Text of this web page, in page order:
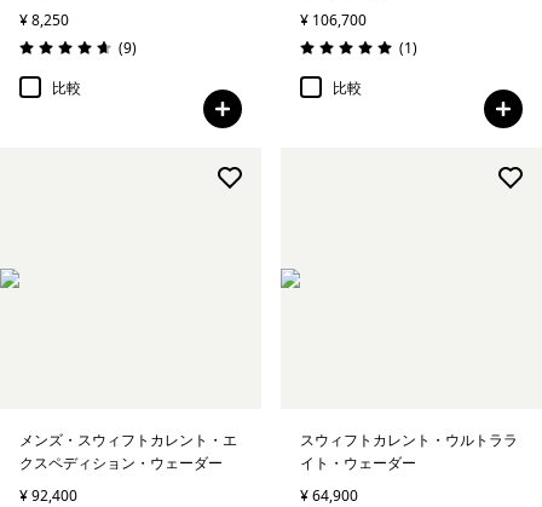
¥ 8,250
評価: 4.7 / 5
(9レビュー
)
比較
¥ 106,700
評価: 5.0 / 5
(1レビュー
)
比較
メンズ・スウィフトカレント・エ
クスペディション・ウェーダー
¥ 92,400
スウィフトカレント・ウルトララ
イト・ウェーダー
¥ 64,900